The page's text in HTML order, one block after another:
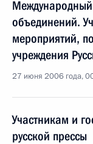
объединений.
мероприятий,
учреждения
27 июня 2006 года,
Участникам и
русской прессы